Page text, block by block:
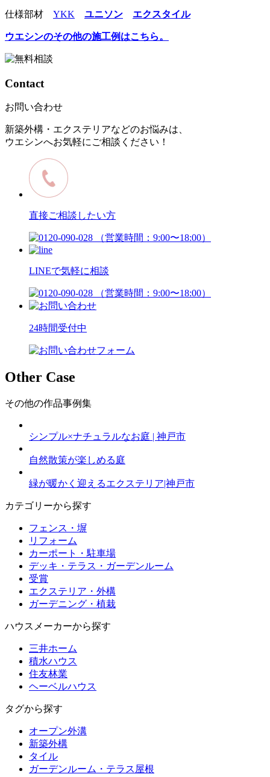
仕様部材 YKK ユニソン エクスタイル
ウエシンのその他の施工例はこちら。
Contact
お問い合わせ
新築外構・エクステリアなどのお悩みは、
ウエシンへお気軽にご相談ください！
直接ご相談したい方
LINEで気軽に相談
24時間受付中
Other Case
その他の作品事例集
シンプル×ナチュラルなお庭 | 神戸市
自然散策が楽しめる庭
緑が暖かく迎えるエクステリア|神戸市
カテゴリーから探す
フェンス・塀
リフォーム
カーポート・駐車場
デッキ・テラス・ガーデンルーム
受賞
エクステリア・外構
ガーデニング・植栽
ハウスメーカーから探す
三井ホーム
積水ハウス
住友林業
ヘーベルハウス
タグから探す
オープン外溝
新築外構
タイル
ガーデンルーム・テラス屋根